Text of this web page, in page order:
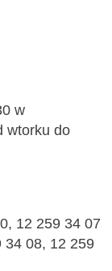
w
wtorku do
12 259 34 07
34 08, 12 259